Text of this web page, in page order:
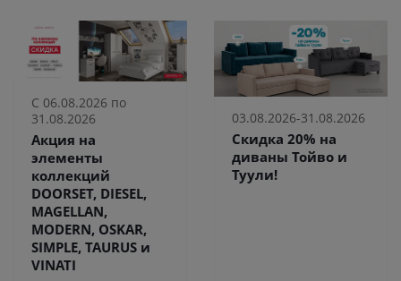
С 06.08.2026 по
31.08.2026
Акция на
элементы
коллекций
DOORSET, DIESEL,
MAGELLAN,
MODERN, OSKAR,
SIMPLE, TAURUS и
VINATI
03.08.2026-31.08.2026
Скидка 20% на
диваны Тойво и
Туули!